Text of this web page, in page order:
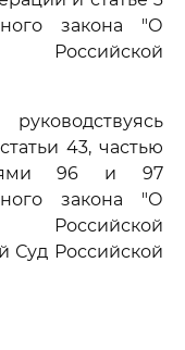
закона "О
Российской
43, частью
96 и 97
закона "О
Российской
Суд Российской